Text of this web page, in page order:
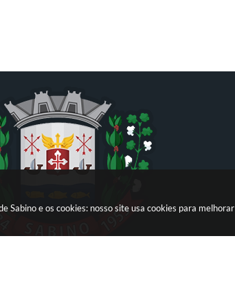
Sabino e os cookies: nosso site usa cookies para